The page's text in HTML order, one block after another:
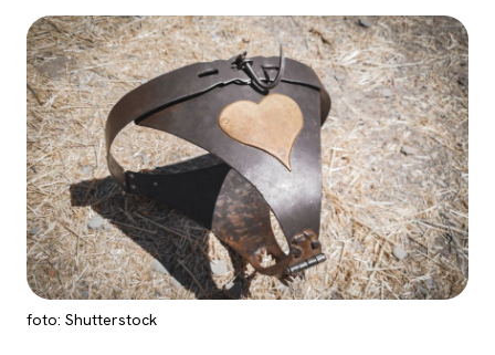
SEX A VZTAHY
PORADNA
foto: Shutterstock